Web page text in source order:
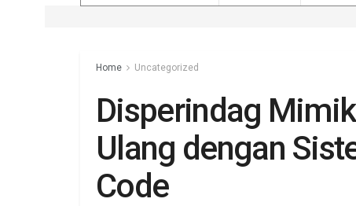
Home Uncategorized
Disperindag
Ulang dengan
Code